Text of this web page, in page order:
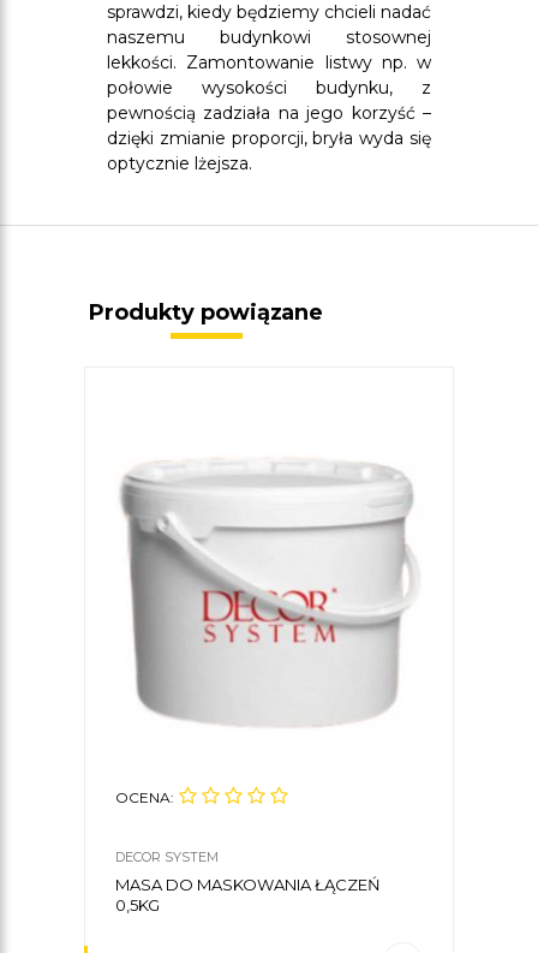
sprawdzi, kiedy będziemy chcieli nadać
naszemu budynkowi stosownej
lekkości. Zamontowanie listwy np. w
połowie wysokości budynku, z
pewnością zadziała na jego korzyść –
dzięki zmianie proporcji, bryła wyda się
optycznie lżejsza.
Produkty powiązane
OCENA:
DECOR SYSTEM
MASA DO MASKOWANIA ŁĄCZEŃ
0,5KG